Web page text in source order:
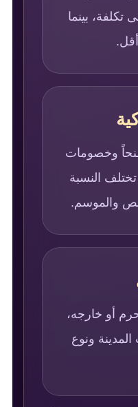
تكلفة، بينما
أقل.
وخصومات
النسبة
والموسم.
أو خارجه،
ونوع